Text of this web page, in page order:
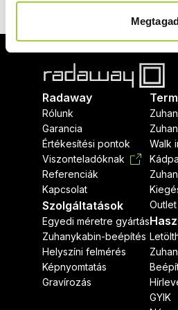
Radaway
Rólunk
Garancia
Értékesítési pontok
Viszonteladóknak
Referenciák
Kapcsolat
Szolgáltatások
Egyedi méretre gyártás
Zuhanykabin-beépítés
Helyszíni felmérés
Képnyomtatás
Gravírozás
Walk
GYIK